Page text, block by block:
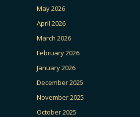
May 2026
April 2026
March 2026
February 2026
January 2026
December 2025
November 2025
October 2025